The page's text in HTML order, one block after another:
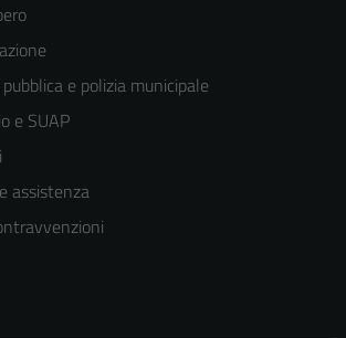
e polizia municipale
e SUAP
assistenza